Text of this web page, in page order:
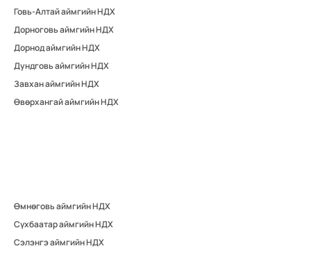
Говь-Алтай аймгийн НДХ
Дорноговь аймгийн НДХ
Дорнод аймгийн НДХ
Дундговь аймгийн НДХ
Завхан аймгийн НДХ
Өвөрхангай аймгийн НДХ
Өмнөговь аймгийн НДХ
Сүхбаатар аймгийн НДХ
Сэлэнгэ аймгийн НДХ